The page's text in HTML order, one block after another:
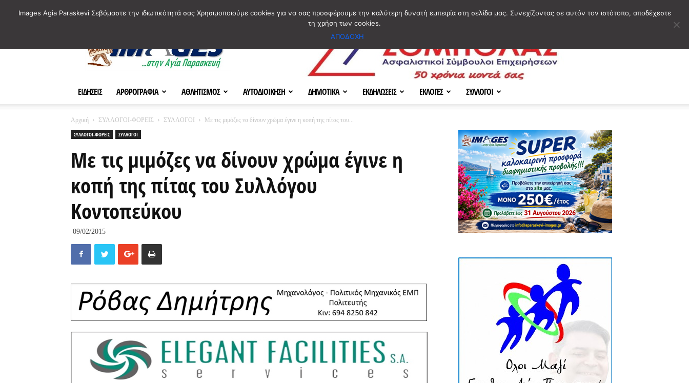
ΕΙΔΗΣΕΙΣ ΑΡΘΡΟΓΡΑΦΙΑ ΑΘΛΗΤΙΣΜΟΣ ΑΥΤΟΔΙΟΙΚΗΣΗ ΔΗΜΟΤΙΚΑ ΕΚΔΗΛΩΣΕΙΣ ΕΚΛΟΓΕΣ ΣΥΛΛΟΓΟΙ
Αρχική ΣΥΛΛΟΓΟΙ-ΦΟΡΕΙΣ ΣΥΛΛΟΓΟΙ
Με τις μιμόζες να δίνουν χρώμα έγινε η κοπή της πίτας του...
ΣΥΛΛΟΓΟΙ-ΦΟΡΕΙΣ
ΣΥΛΛΟΓΟΙ
Με τις μιμόζες να δίνουν χρώμα έγινε η
κοπή της πίτας του Συλλόγου
Κοντοπεύκου
09/02/2015
Images Agia Paraskevi Σεβόμαστε την ιδιωτικότητά σας Χρησιμοποιούμε cookies για να σας προσφέρουμε την καλύτερη δυνατή εμπειρία στη σελίδα μας. Συνεχίζοντας σε αυτόν τον ιστότοπο, αποδέχεστε
τη χρήση των cookies.
ΑΠΟΔΟΧΗ